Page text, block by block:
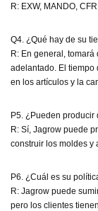
R: EXW, MANDO,
Q4. ¿Qué hay de su
R: En general,
adelantado. El tiempo
en los artículos y la
P5. ¿Pueden
R: Sí, Jagrow puede
construir los moldes y
P6. ¿Cuál es su
R: Jagrow puede
pero los clientes